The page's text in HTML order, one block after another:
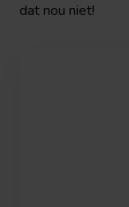
dat nou niet!